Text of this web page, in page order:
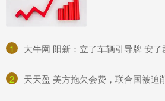
1 大牛网 阳新：立了车辆引导牌 安
2 天天盈 美方拖欠会费，联合国被迫